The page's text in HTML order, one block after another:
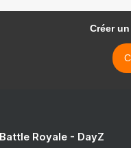
Créer
Royale - DayZ